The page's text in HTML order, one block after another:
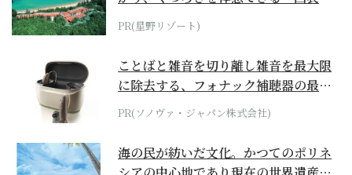
ホテル by...
PR(星野リゾート)
ことばと雑音を切り離し雑音を最大限
に除去する、フォナック補聴器の最上
位モデル
PR(ソノヴァ・ジャパン株式会社)
海の民が紡いだ文化。かつてのポリネ